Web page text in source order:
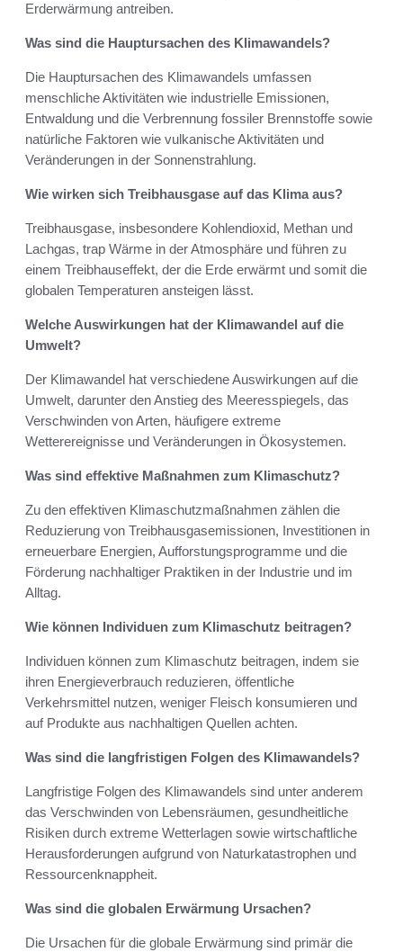
Erderwärmung antreiben.
Was sind die Hauptursachen des Klimawandels?
Die Hauptursachen des Klimawandels umfassen
menschliche Aktivitäten wie industrielle Emissionen,
Entwaldung und die Verbrennung fossiler Brennstoffe sowie
natürliche Faktoren wie vulkanische Aktivitäten und
Veränderungen in der Sonnenstrahlung.
Wie wirken sich Treibhausgase auf das Klima aus?
Treibhausgase, insbesondere Kohlendioxid, Methan und
Lachgas, trap Wärme in der Atmosphäre und führen zu
einem Treibhauseffekt, der die Erde erwärmt und somit die
globalen Temperaturen ansteigen lässt.
Welche Auswirkungen hat der Klimawandel auf die
Umwelt?
Der Klimawandel hat verschiedene Auswirkungen auf die
Umwelt, darunter den Anstieg des Meeresspiegels, das
Verschwinden von Arten, häufigere extreme
Wetterereignisse und Veränderungen in Ökosystemen.
Was sind effektive Maßnahmen zum Klimaschutz?
Zu den effektiven Klimaschutzmaßnahmen zählen die
Reduzierung von Treibhausgasemissionen, Investitionen in
erneuerbare Energien, Aufforstungsprogramme und die
Förderung nachhaltiger Praktiken in der Industrie und im
Alltag.
Wie können Individuen zum Klimaschutz beitragen?
Individuen können zum Klimaschutz beitragen, indem sie
ihren Energieverbrauch reduzieren, öffentliche
Verkehrsmittel nutzen, weniger Fleisch konsumieren und
auf Produkte aus nachhaltigen Quellen achten.
Was sind die langfristigen Folgen des Klimawandels?
Langfristige Folgen des Klimawandels sind unter anderem
das Verschwinden von Lebensräumen, gesundheitliche
Risiken durch extreme Wetterlagen sowie wirtschaftliche
Herausforderungen aufgrund von Naturkatastrophen und
Ressourcenknappheit.
Was sind die globalen Erwärmung Ursachen?
Die Ursachen für die globale Erwärmung sind primär die